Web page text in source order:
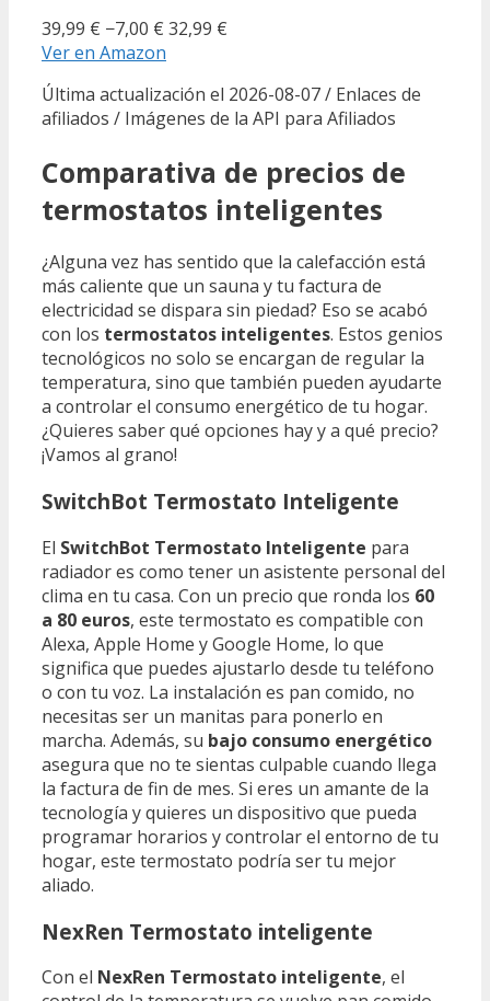
39,99 € −7,00 € 32,99 €
Ver en Amazon
Última actualización el 2026-08-07 / Enlaces de
afiliados / Imágenes de la API para Afiliados
Comparativa de precios de
termostatos inteligentes
¿Alguna vez has sentido que la calefacción está
más caliente que un sauna y tu factura de
electricidad se dispara sin piedad? Eso se acabó
con los termostatos inteligentes. Estos genios
tecnológicos no solo se encargan de regular la
temperatura, sino que también pueden ayudarte
a controlar el consumo energético de tu hogar.
¿Quieres saber qué opciones hay y a qué precio?
¡Vamos al grano!
SwitchBot Termostato Inteligente
El SwitchBot Termostato Inteligente para
radiador es como tener un asistente personal del
clima en tu casa. Con un precio que ronda los 60
a 80 euros, este termostato es compatible con
Alexa, Apple Home y Google Home, lo que
significa que puedes ajustarlo desde tu teléfono
o con tu voz. La instalación es pan comido, no
necesitas ser un manitas para ponerlo en
marcha. Además, su bajo consumo energético
asegura que no te sientas culpable cuando llega
la factura de fin de mes. Si eres un amante de la
tecnología y quieres un dispositivo que pueda
programar horarios y controlar el entorno de tu
hogar, este termostato podría ser tu mejor
aliado.
NexRen Termostato inteligente
Con el NexRen Termostato inteligente, el